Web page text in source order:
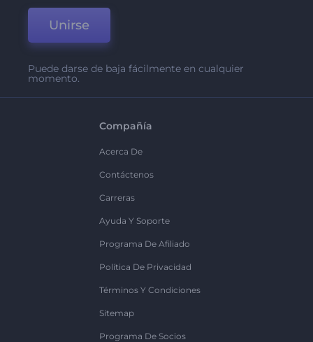
Unirse
Puede darse de baja fácilmente en cualquier
momento.
Compañía
Acerca De
Contáctenos
Carreras
Ayuda Y Soporte
Programa De Afiliado
Política De Privacidad
Términos Y Condiciones
Sitemap
Programa De Socios